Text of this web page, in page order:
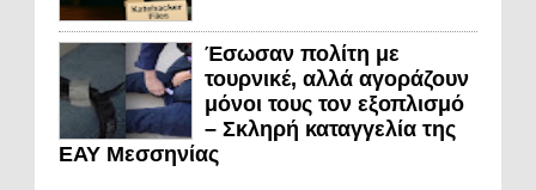
Έσωσαν πολίτη με
τουρνικέ, αλλά αγοράζουν
μόνοι τους τον εξοπλισμό
– Σκληρή καταγγελία της
ΕΑΥ Μεσσηνίας